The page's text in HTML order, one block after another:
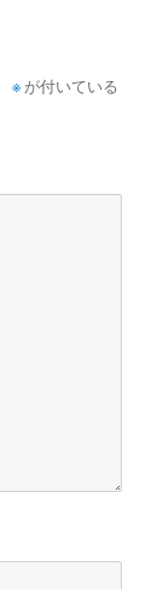
※ が付いている